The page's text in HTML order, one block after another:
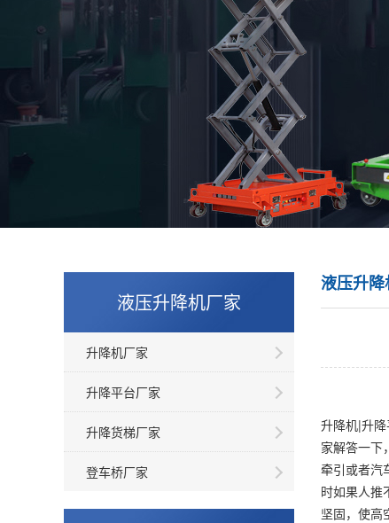
液压升降机厂家
升降机厂家
升降平台厂家
升降货梯厂家
登车桥厂家
液压升
升降机|升
家解答一下
牵引或者汽
时如果人推
坚固，使高